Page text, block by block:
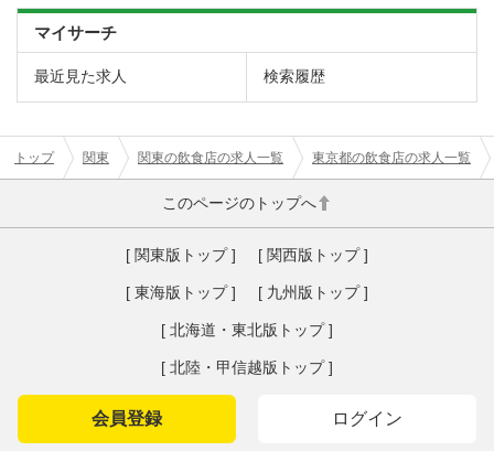
マイサーチ
最近見た求人 検索履歴
トップ 関東 関東の飲食店の求人一覧 東京都の飲食店の求人一覧
このページのトップへ
[ 関東版トップ ] [ 関西版トップ ]
[ 東海版トップ ] [ 九州版トップ ]
[ 北海道・東北版トップ ]
[ 北陸・甲信越版トップ ]
会員登録 ログイン